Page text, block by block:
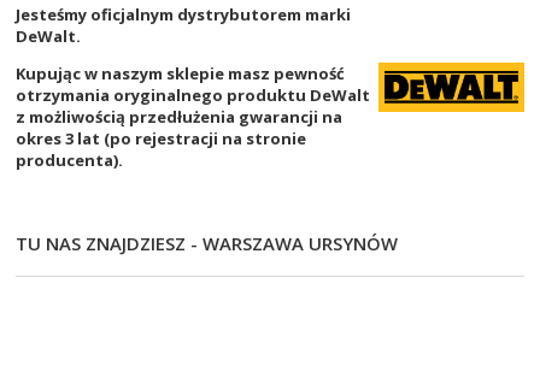
Jesteśmy oficjalnym dystrybutorem marki
DeWalt.
Kupując w naszym sklepie masz pewność
otrzymania oryginalnego produktu DeWalt
z możliwością przedłużenia gwarancji na
okres 3 lat (po rejestracji na stronie
producenta).
TU NAS ZNAJDZIESZ - WARSZAWA URSYNÓW